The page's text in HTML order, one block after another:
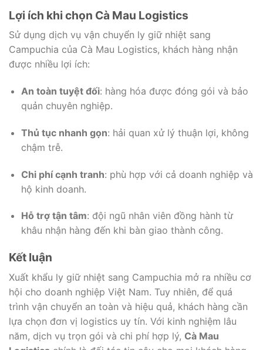
Lợi ích khi chọn Cà Mau Logistics
Sử dụng dịch vụ vận chuyển ly giữ nhiệt sang
Campuchia của Cà Mau Logistics, khách hàng nhận
được nhiều lợi ích:
An toàn tuyệt đối: hàng hóa được đóng gói và bảo
quản chuyên nghiệp.
Thủ tục nhanh gọn: hải quan xử lý thuận lợi, không
chậm trễ.
Chi phí cạnh tranh: phù hợp với cả doanh nghiệp và
hộ kinh doanh.
Hỗ trợ tận tâm: đội ngũ nhân viên đồng hành từ
khâu nhận hàng đến khi bàn giao thành công.
Kết luận
Xuất khẩu ly giữ nhiệt sang Campuchia mở ra nhiều cơ
hội cho doanh nghiệp Việt Nam. Tuy nhiên, để quá
trình vận chuyển an toàn và hiệu quả, khách hàng cần
lựa chọn đơn vị logistics uy tín. Với kinh nghiệm lâu
năm, dịch vụ trọn gói và chi phí hợp lý, Cà Mau